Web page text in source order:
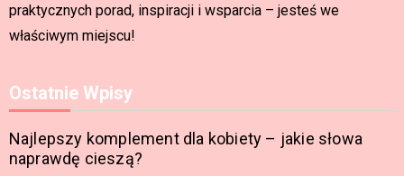
praktycznych porad, inspiracji i wsparcia – jesteś we
właściwym miejscu!
Ostatnie Wpisy
Najlepszy komplement dla kobiety – jakie słowa
naprawdę cieszą?